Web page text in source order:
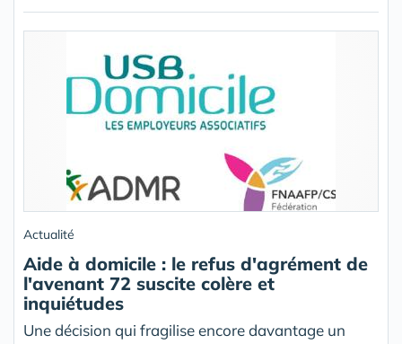
Actualité
Aide à domicile : le refus d'agrément de
l'avenant 72 suscite colère et
inquiétudes
Une décision qui fragilise encore davantage un